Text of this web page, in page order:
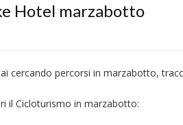
Hotel marzabotto
cercando percorsi in marzabotto,
il Cicloturismo in marzabotto: